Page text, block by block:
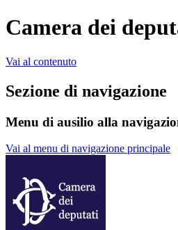
Camera dei
Vai al contenuto
Sezione di navigazione
Menu di ausilio alla
Vai al menu di navigazione principale